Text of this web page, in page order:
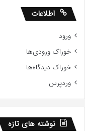
اطلاعات
ورود
خوراک ورودی‌ها
خوراک دیدگاه‌ها
وردپرس
نوشته های تازه